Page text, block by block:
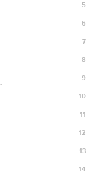
5
6
7
8
9
10
11
12
13
14